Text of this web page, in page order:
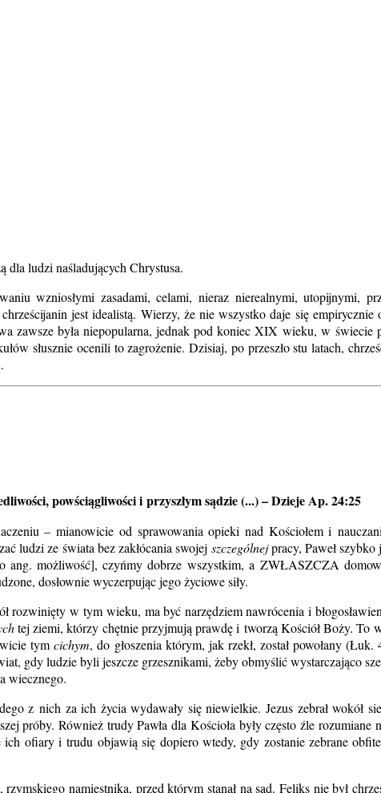
dla ludzi naśladujących Chrystusa.
wzniosłymi zasadami, celami, nieraz nierealnymi, utopijnymi,
jest idealistą. Wierzy, że nie wszystko daje się
zawsze była niepopularna, jednak pod koniec XIX wieku, w
słusznie ocenili to zagrożenie. Dzisiaj, po przeszło stu latach,
powściągliwości i przyszłym sądzie (...) – Dzieje Ap. 24:25
– mianowicie od sprawowania opieki nad Kościołem i
ludzi ze świata bez zakłócania swojej szczególnejpracy, Paweł szybko
ang. możliwość], czyńmy dobrze wszystkim, a ZWŁASZCZA
dosłownie wyczerpując jego życiowe siły.
rozwinięty w tym wieku, ma być narzędziem nawrócenia i
tej ziemi, którzy chętnie przyjmują prawdę i tworzą Kościół Boży. To
tymcichym, do głoszenia którym, jak rzekł, został powołany
gdy ludzie byli jeszcze grzesznikami, żeby obmyślić wystarczająco
wiecznego.
z nich za ich życia wydawały się niewielkie. Jezus zebrał wokół
Również trudy Pawła dla Kościoła były często źle rozumiane
ofiary i trudu objawią się dopiero wtedy, gdy zostanie zebrane
namiestnika, przed którym stanął na sąd. Feliks nie był